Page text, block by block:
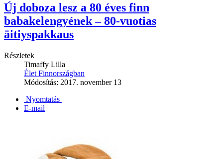
Új doboza lesz a 80 éves finn
babakelengyének ‒ 80-vuotias
äitiyspakkaus
Részletek
Timaffy Lilla
Élet Finnországban
Módosítás: 2017. november 13
Nyomtatás
E-mail